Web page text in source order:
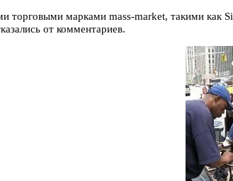
торговыми марками mass-market, такими как
от комментариев.